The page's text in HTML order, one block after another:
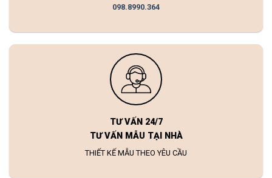
098.8990.364
TƯ VẤN 24/7
TƯ VẤN MẪU TẠI NHÀ
THIẾT KẾ MẪU THEO YÊU CẦU